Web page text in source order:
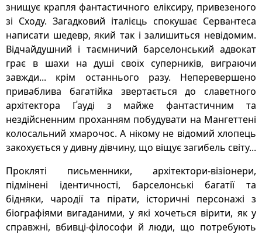
знищує крапля фантастичного еліксиру, привезеного
зі Сходу. Загадковий італієць спокушає Сервантеса
написати шедевр, який так і залишиться невідомим.
Відчайдушний і таємничий барселонський адвокат
грає в шахи на душі своїх суперників, виграючи
завжди... крім останнього разу. Неперевершено
приваблива багатійка звертається до славетного
архітектора Ґауді з майже фантастичним та
нездійсненним проханням побудувати на Мангеттені
колосальний хмарочос. А нікому не відомий хлопець
закохується у дивну дівчину, що віщує загибель світу...
Прокляті письменники, архітектори-візіонери,
підмінені ідентичності, барселонські багатії та
бідняки, чародії та пірати, історичні персонажі з
біографіями вигаданими, у які хочеться вірити, як у
справжні, вбивці-філософи й люди, що потребують